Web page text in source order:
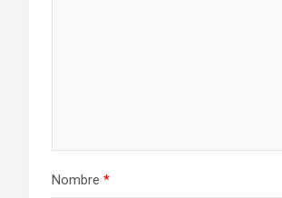
Nombre *